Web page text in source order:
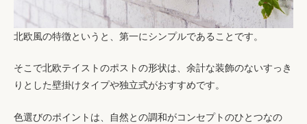
北欧風の特徴というと、第一にシンプルであることです。
そこで北欧テイストのポストの形状は、余計な装飾のないすっき
りとした壁掛けタイプや独立式がおすすめです。
色選びのポイントは、自然との調和がコンセプトのひとつなの